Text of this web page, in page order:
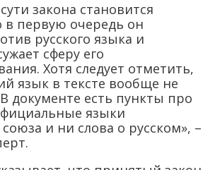
закона становится
в первую очередь он
русского языка и
сферу его
Хотя следует отметить,
язык в тексте вообще не
документе есть пункты про
языки
и ни слова о русском», –